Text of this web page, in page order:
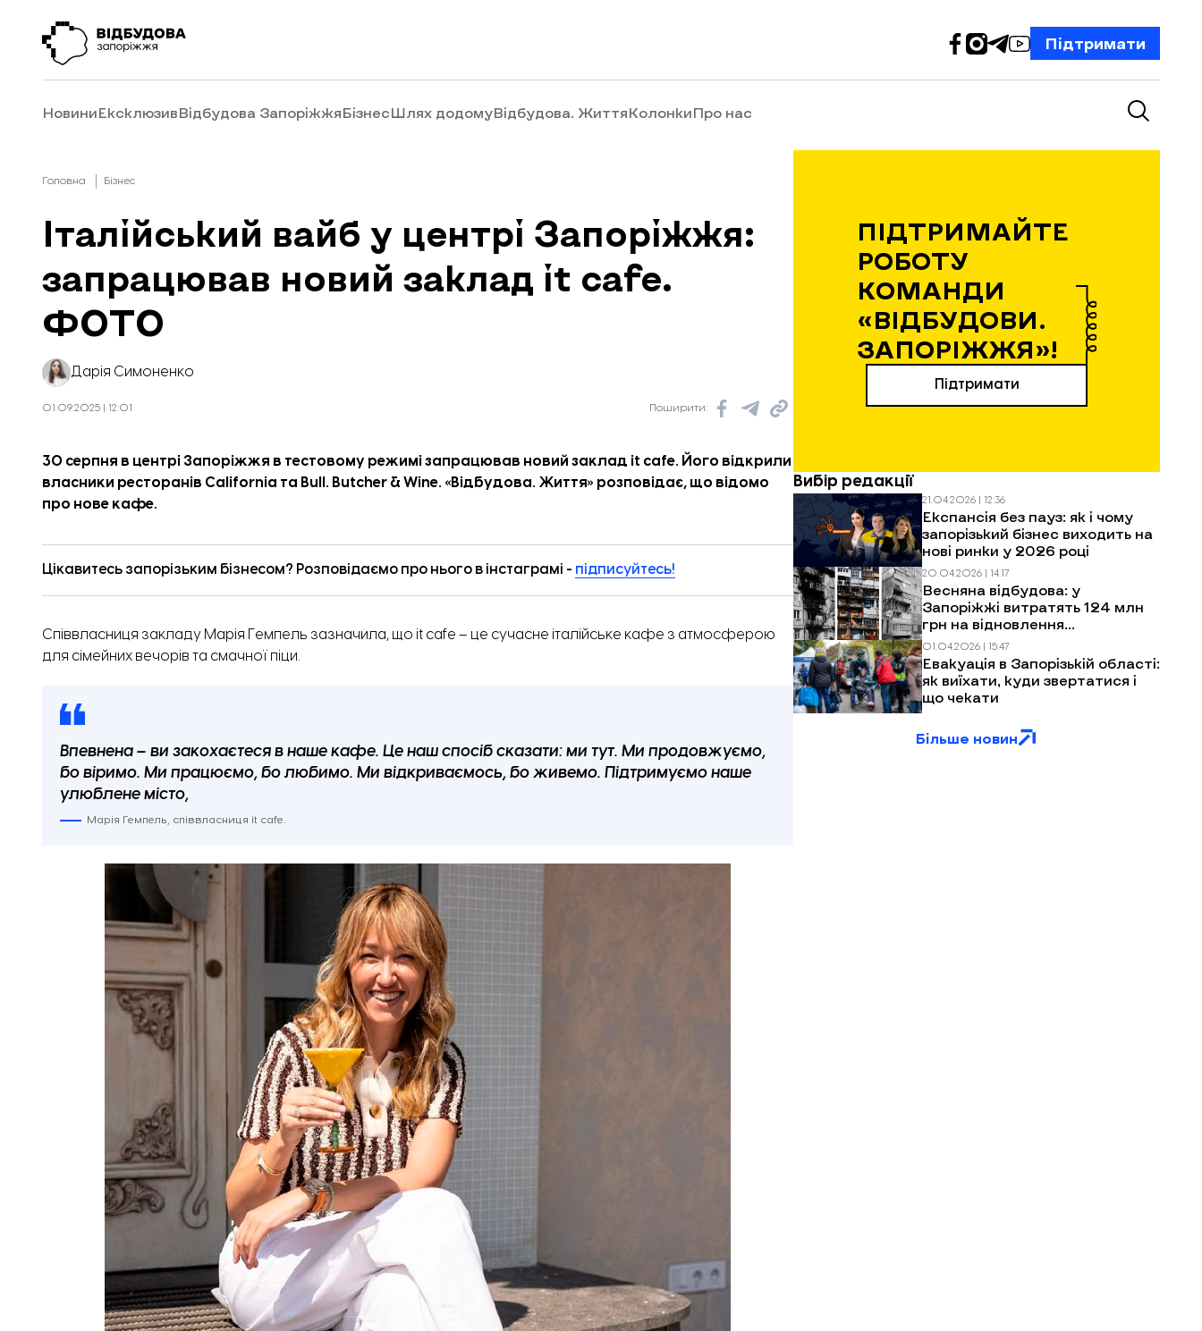
Підтримати
НовиниЕксклюзивВідбудова ЗапоріжжяБізнесШлях додомуВідбудова. ЖиттяКолонкиПро нас
Головна Бізнес
Італійський вайб у центрі Запоріжжя:
запрацював новий заклад it cafe.
ФОТО
Дарія Симоненко
01.09.2025 | 12:01 Поширити:
30 серпня в центрі Запоріжжя в тестовому режимі запрацював новий заклад it cafe. Його відкрили
власники ресторанів California та Bull. Butcher & Wine. «Відбудова. Життя» розповідає, що відомо
про нове кафе.
Цікавитесь запорізьким бізнесом? Розповідаємо про нього в інстаграмі - підписуйтесь!
Співвласниця закладу Марія Гемпель зазначила, що it cafe – це сучасне італійське кафе з атмосферою
для сімейних вечорів та смачної піци.
Впевнена – ви закохаєтеся в наше кафе. Це наш спосіб сказати: ми тут. Ми продовжуємо,
бо віримо. Ми працюємо, бо любимо. Ми відкриваємось, бо живемо. Підтримуємо наше
улюблене місто,
Марія Гемпель, співвласниця it cafe.
ПІДТРИМАЙТЕ
РОБОТУ
КОМАНДИ
«ВІДБУДОВИ.
ЗАПОРІЖЖЯ»!
Підтримати
Вибір редакції
21.04.2026 | 12:36
Експансія без пауз: як і чому
запорізький бізнес виходить на
нові ринки у 2026 році
20.04.2026 | 14:17
Весняна відбудова: у
Запоріжжі витратять 124 млн
грн на відновлення
багатоповерхівок після
обстрілів
01.04.2026 | 15:47
Евакуація в Запорізькій області:
як виїхати, куди звертатися і
що чекати
Більше новин